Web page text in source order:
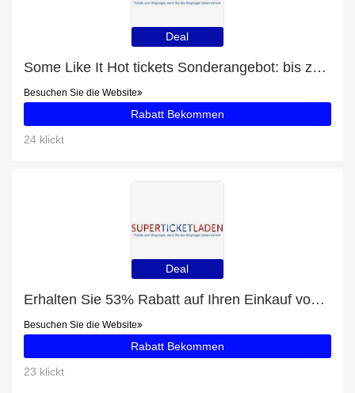
Deal
Some Like It Hot tickets Sonderangebot: bis zu 20% Rabatt
Besuchen Sie die Website
Rabatt Bekommen
24 klickt
Deal
Erhalten Sie 53% Rabatt auf Ihren Einkauf von Merrily We Roll Along tickets
Besuchen Sie die Website
Rabatt Bekommen
23 klickt